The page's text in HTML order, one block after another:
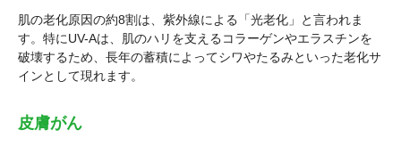
肌の老化原因の約8割は、紫外線による「光老化」と言われま
す。特にUV-Aは、肌のハリを支えるコラーゲンやエラスチンを
破壊するため、長年の蓄積によってシワやたるみといった老化サ
インとして現れます。
皮膚がん